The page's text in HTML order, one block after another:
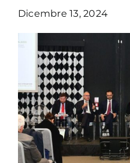
Dicembre 13, 2024